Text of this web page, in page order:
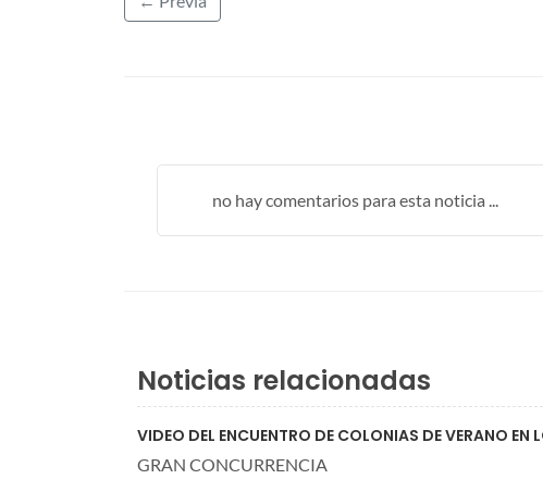
no hay comentarios para esta noticia ...
Noticias relacionadas
VIDEO DEL ENCUENTRO DE COLONIAS DE VERANO EN
GRAN CONCURRENCIA